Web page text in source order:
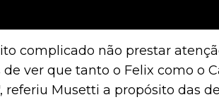
complicado não prestar
ver que tanto o Felix como o
referiu Musetti a propósito das